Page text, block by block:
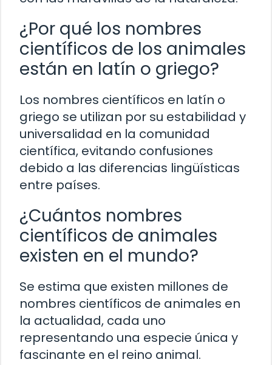
¿Por qué los nombres
científicos de los animales
están en latín o griego?
Los nombres científicos en latín o
griego se utilizan por su estabilidad y
universalidad en la comunidad
científica, evitando confusiones
debido a las diferencias lingüísticas
entre países.
¿Cuántos nombres
científicos de animales
existen en el mundo?
Se estima que existen millones de
nombres científicos de animales en
la actualidad, cada uno
representando una especie única y
fascinante en el reino animal.